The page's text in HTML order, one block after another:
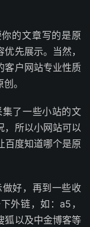
的文章写的是原
先展示。当然，
客户网站专业性质
。
了一些小站的文
，所以小网站可以
百度知道哪个是原
好，再到一些收
外链，如：a5，
狐以及中金博客等